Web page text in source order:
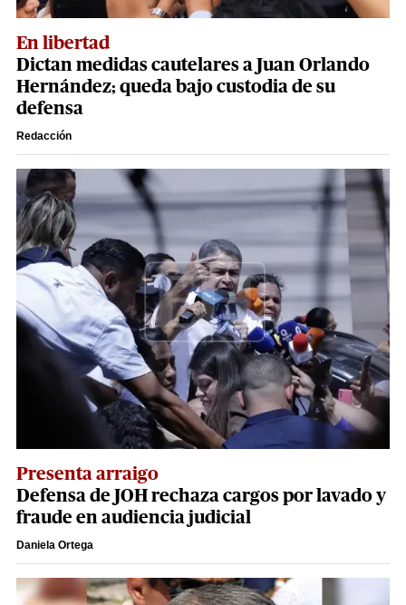
En libertad
Dictan medidas cautelares a Juan Orlando
Hernández; queda bajo custodia de su
defensa
Redacción
Presenta arraigo
Defensa de JOH rechaza cargos por lavado y
fraude en audiencia judicial
Daniela Ortega